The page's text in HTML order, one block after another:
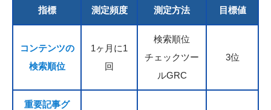
指標 測定頻度 測定方法 目標値
コンテンツの
検索順位
1ヶ月に1
回
検索順位
チェックツー
ルGRC
3位
重要記事グ